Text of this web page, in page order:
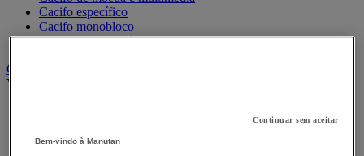
Cacifo específico
Cacifo monobloco
Cacifo para a indústria
Carro e reboque de movimentação industriais
Ver todas as categorias
Carro contentor
Continuar sem aceitar
Bem-vindo à Manutan